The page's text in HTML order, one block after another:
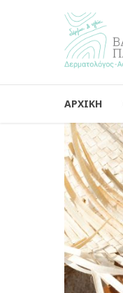
ΑΡΧΙΚΗ